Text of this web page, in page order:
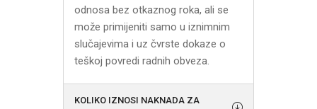
odnosa bez otkaznog roka, ali se
može primijeniti samo u iznimnim
slučajevima i uz čvrste dokaze o
teškoj povredi radnih obveza.
KOLIKO IZNOSI NAKNADA ZA